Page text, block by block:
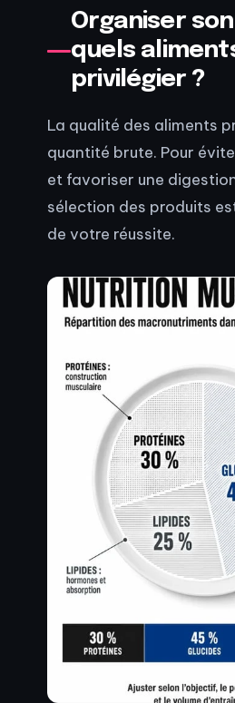
Organiser
quels
privilégier ?
La qualité des aliments
quantité brute. Pour
et favoriser une
sélection des produits
de votre réussite.